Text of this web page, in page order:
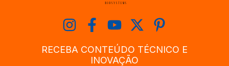
RECEBA CONTEÚDO TÉCNICO E
INOVAÇÃO